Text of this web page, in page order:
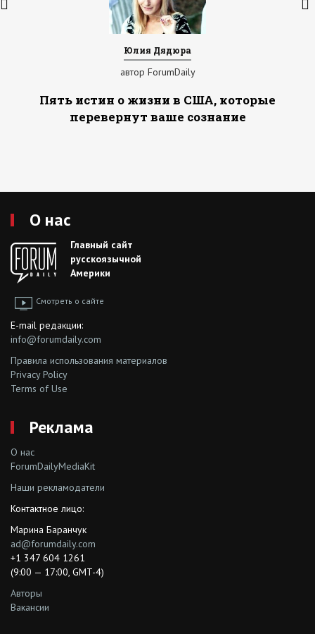
Юлия Дядюра
автор ForumDaily
Пять истин о жизни в США, которые
перевернут ваше сознание
О нас
Главный сайт
русскоязычной
Америки
Смотреть о сайте
E-mail редакции:
info@forumdaily.com
Правила использования материалов
Privacy Policy
Terms of Use
Реклама
О нас
ForumDailyMediaKit
Наши рекламодатели
Контактное лицо:
Марина Баранчук
ad@forumdaily.com
+1 347 604 1261
(9:00 — 17:00, GMT-4)
Авторы
Вакансии